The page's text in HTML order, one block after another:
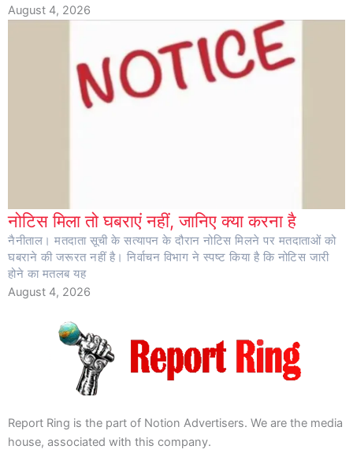
August 4, 2026
नोटिस मिला तो घबराएं नहीं, जानिए क्या करना है
नैनीताल। मतदाता सूची के सत्यापन के दौरान नोटिस मिलने पर मतदाताओं को
घबराने की जरूरत नहीं है। निर्वाचन विभाग ने स्पष्ट किया है कि नोटिस जारी
होने का मतलब यह
August 4, 2026
Report Ring is the part of Notion Advertisers. We are the media
house, associated with this company.